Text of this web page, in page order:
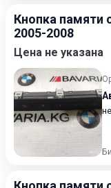
Кнопка памяти
2005-2008
Цена не указана